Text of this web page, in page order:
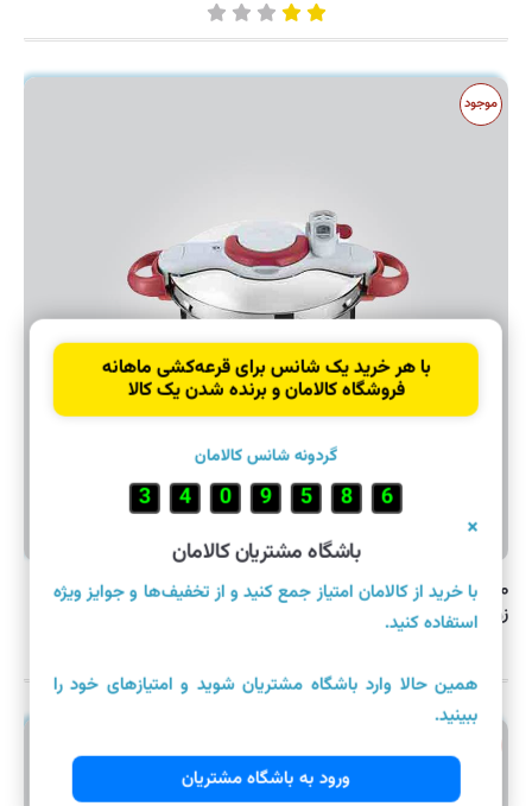
موجود
۳۳,۵۰۰,۰۰۰ تومان
زودپز ۶ لیتری تفال مدل Clipso Minut Perfect
با هر خرید یک شانس برای قرعه‌کشی ماهانه
فروشگاه کالامان و برنده شدن یک کالا
گردونه شانس کالامان
1
1
7
1
7
3
5
×
باشگاه مشتریان کالامان
با خرید از کالامان امتیاز جمع کنید و از تخفیف‌ها و جوایز ویژه
استفاده کنید.
همین حالا وارد باشگاه مشتریان شوید و امتیازهای خود را
ببینید.
ورود به باشگاه مشتریان